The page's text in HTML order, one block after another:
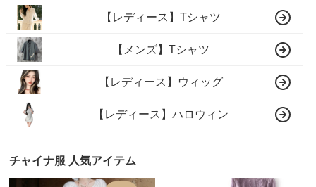
【レディース】Tシャツ
【メンズ】Tシャツ
【レディース】ウィッグ
【レディース】ハロウィン
チャイナ服 人気アイテム